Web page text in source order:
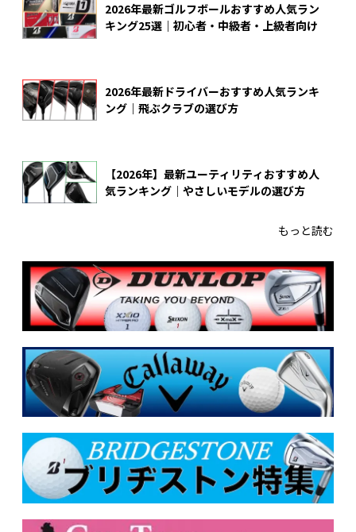
2026年最新ゴルフボールおすすめ人気ラン
キング25選｜初心者・中級者・上級者向け
2026年最新ドライバーおすすめ人気ランキ
ング｜飛ぶクラブの選び方
【2026年】最新ユーティリティおすすめ人
気ランキング｜やさしいモデルの選び方
もっと読む